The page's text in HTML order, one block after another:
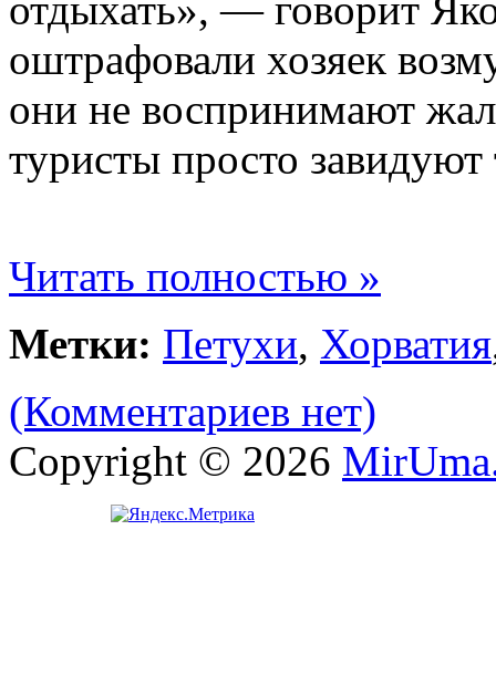
отдыхать», — говорит
оштрафовали хозяек
они не воспринимают
туристы просто
Читать полностью »
Метки: Петухи, Хорватия
(Комментариев нет)
Copyright © 2026